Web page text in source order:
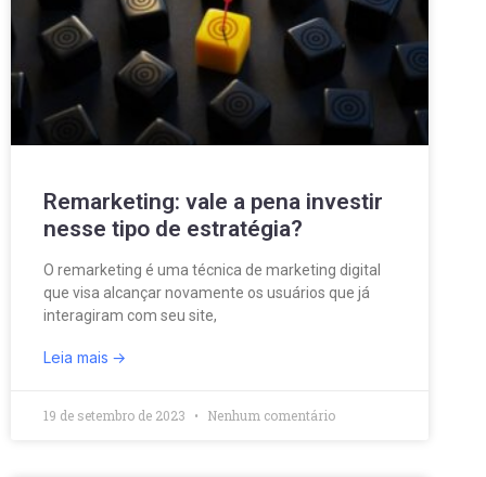
Remarketing: vale a pena investir
nesse tipo de estratégia?
O remarketing é uma técnica de marketing digital
que visa alcançar novamente os usuários que já
interagiram com seu site,
Leia mais
19 de setembro de 2023 Nenhum comentário